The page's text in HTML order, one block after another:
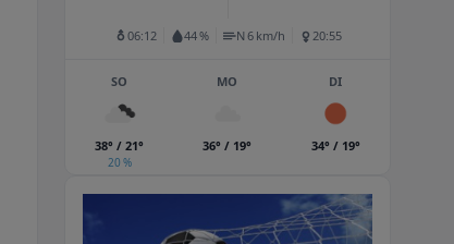
06:12 44 % N 6 km/h 20:55
SO
38° / 21°
20 %
MO
36° / 19°
DI
34° / 19°